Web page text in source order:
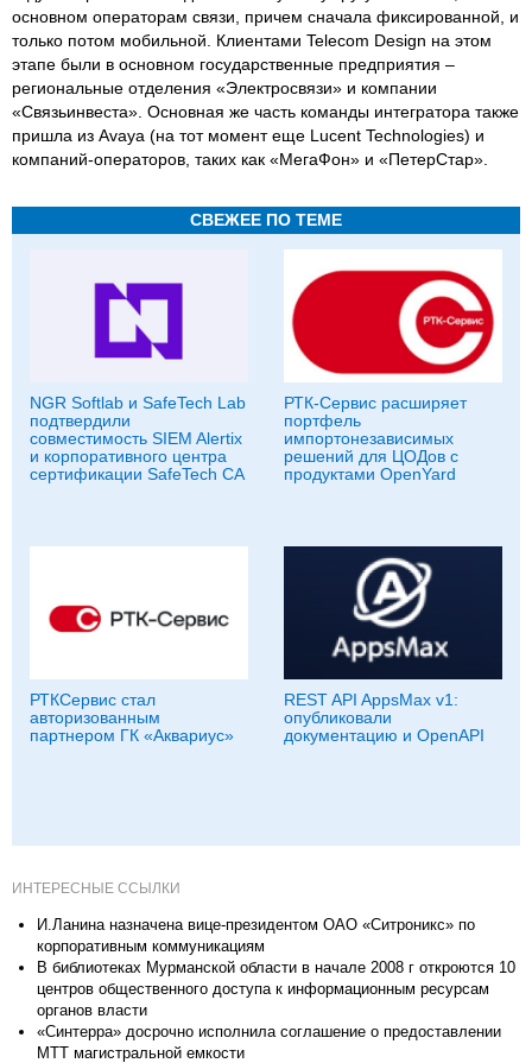
основном операторам связи, причем сначала фиксированной, и
только потом мобильной. Клиентами Telecom Design на этом
этапе были в основном государственные предприятия –
региональные отделения «Электросвязи» и компании
«Связьинвеста». Основная же часть команды интегратора также
пришла из Avaya (на тот момент еще Lucent Technologies) и
компаний-операторов, таких как «МегаФон» и «ПетерСтар».
СВЕЖЕЕ ПО ТЕМЕ
NGR Softlab и SafeTech Lab
подтвердили
совместимость SIEM Alertix
и корпоративного центра
сертификации SafeTech CA
РТК-Сервис расширяет
портфель
импортонезависимых
решений для ЦОДов с
продуктами OpenYard
РТКСервис стал
авторизованным
партнером ГК «Аквариус»
REST API AppsMax v1:
опубликовали
документацию и OpenAPI
ИНТЕРЕСНЫЕ ССЫЛКИ
И.Ланина назначена вице-президентом ОАО «Ситроникс» по
корпоративным коммуникациям
В библиотеках Мурманской области в начале 2008 г откроются 10
центров общественного доступа к информационным ресурсам
органов власти
«Синтерра» досрочно исполнила соглашение о предоставлении
МТТ магистральной емкости